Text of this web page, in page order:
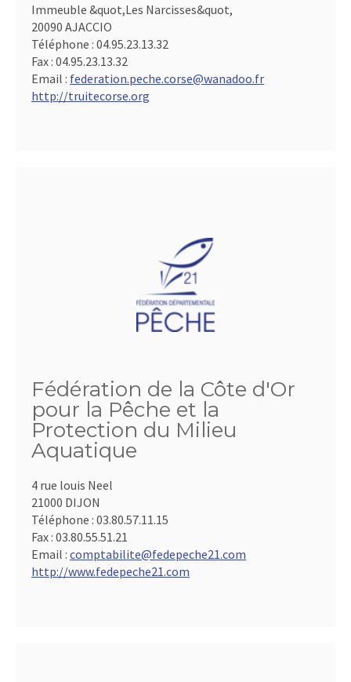
Immeuble &quot,Les Narcisses&quot,
20090 AJACCIO
Téléphone : 04.95.23.13.32
Fax : 04.95.23.13.32
Email : federation.peche.corse@wanadoo.fr
http://truitecorse.org
Fédération de la Côte d'Or
pour la Pêche et la
Protection du Milieu
Aquatique
4 rue louis Neel
21000 DIJON
Téléphone : 03.80.57.11.15
Fax : 03.80.55.51.21
Email : comptabilite@fedepeche21.com
http://www.fedepeche21.com